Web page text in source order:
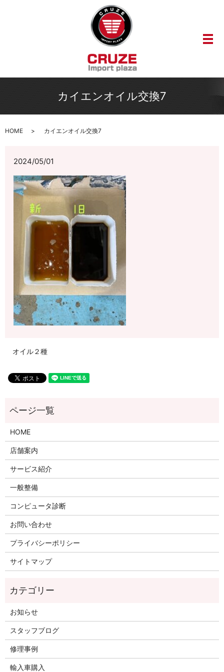
メ
カイエンオイル交換7
HOME カイエンオイル交換7
2024/05/01
オイル２種
HOME
店舗案内
サービス紹介
一般整備
コンピュータ診断
お問い合わせ
プライバシーポリシー
サイトマップ
お知らせ
スタッフブログ
修理事例
輸入車購入